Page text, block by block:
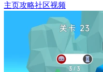
主页攻略社区视频